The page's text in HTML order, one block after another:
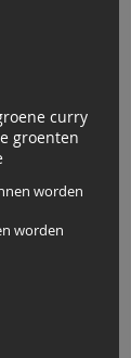
curry
groenten
worden
worden